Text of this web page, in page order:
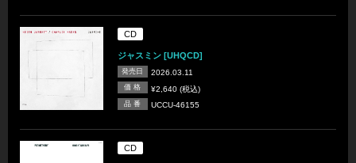
CD
ジャスミン [UHQCD]
発売日 2026.03.11
価 格 ¥2,640 (税込)
品 番 UCCU-46155
CD